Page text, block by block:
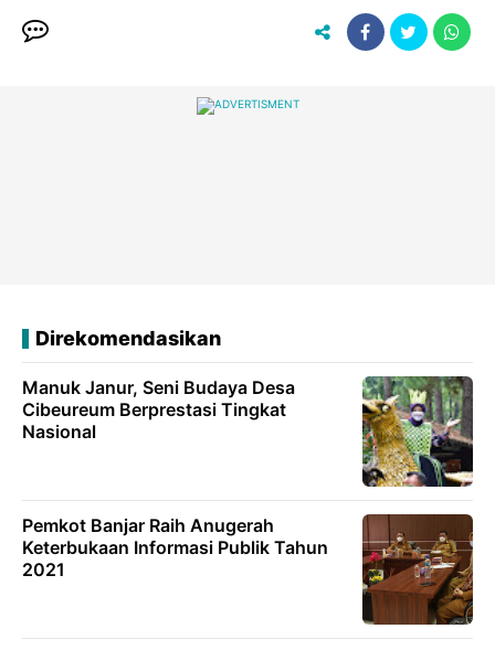
Direkomendasikan
Manuk Janur, Seni Budaya Desa
Cibeureum Berprestasi Tingkat
Nasional
Pemkot Banjar Raih Anugerah
Keterbukaan Informasi Publik Tahun
2021